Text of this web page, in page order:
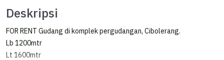
Deskripsi
FOR RENT Gudang di komplek pergudangan, Cibolerang.
Lb 1200mtr
Lt 1600mtr